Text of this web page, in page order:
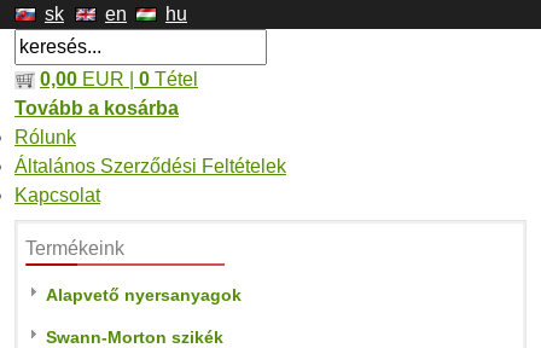
sk en hu
0,00 EUR | 0 Tétel
Tovább a kosárba
Rólunk
Általános Szerződési Feltételek
Kapcsolat
Termékeink
Alapvető nyersanyagok
Swann-Morton szikék